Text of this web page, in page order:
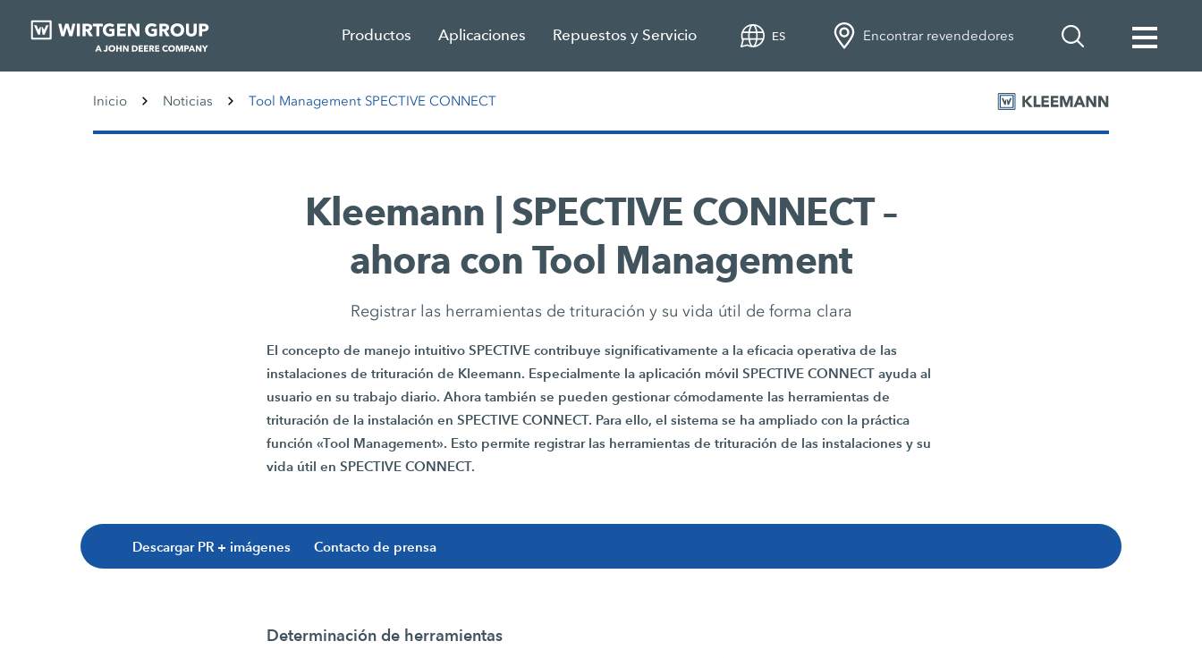
Productos Aplicaciones Repuestos y Servicio ES Encontrar revendedores
Inicio Noticias Tool Management SPECTIVE CONNECT
Kleemann | SPECTIVE CONNECT –
ahora con Tool Management
Registrar las herramientas de trituración y su vida útil de forma clara
El concepto de manejo intuitivo SPECTIVE contribuye significativamente a la eficacia operativa de las
instalaciones de trituración de Kleemann. Especialmente la aplicación móvil SPECTIVE CONNECT ayuda al
usuario en su trabajo diario. Ahora también se pueden gestionar cómodamente las herramientas de
trituración de la instalación en SPECTIVE CONNECT. Para ello, el sistema se ha ampliado con la práctica
función «Tool Management». Esto permite registrar las herramientas de trituración de las instalaciones y su
vida útil en SPECTIVE CONNECT.
Descargar PR + imágenes Contacto de prensa
Determinación de herramientas